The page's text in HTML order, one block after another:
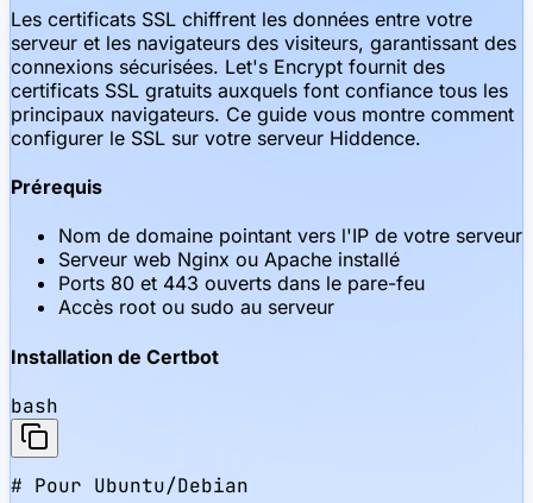
Les certificats SSL chiffrent les données entre votre
serveur et les navigateurs des visiteurs, garantissant des
connexions sécurisées. Let's Encrypt fournit des
certificats SSL gratuits auxquels font confiance tous les
principaux navigateurs. Ce guide vous montre comment
configurer le SSL sur votre serveur Hiddence.
Prérequis
Nom de domaine pointant vers l'IP de votre serveur
Serveur web Nginx ou Apache installé
Ports 80 et 443 ouverts dans le pare-feu
Accès root ou sudo au serveur
Installation de Certbot
bash
# Pour Ubuntu/Debian